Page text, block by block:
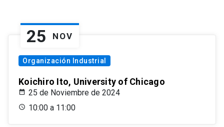
25 NOV
Organización Industrial
Koichiro Ito, University of Chicago
25 de Noviembre de 2024
10:00 a 11:00